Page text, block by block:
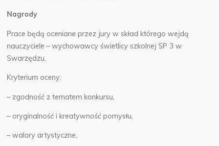
Nagrody
Prace będą oceniane przez jury w skład którego wejdą
nauczyciele – wychowawcy świetlicy szkolnej SP 3 w
Swarzędzu.
Kryterium oceny:
– zgodność z tematem konkursu,
– oryginalność i kreatywność pomysłu,
– walory artystyczne,